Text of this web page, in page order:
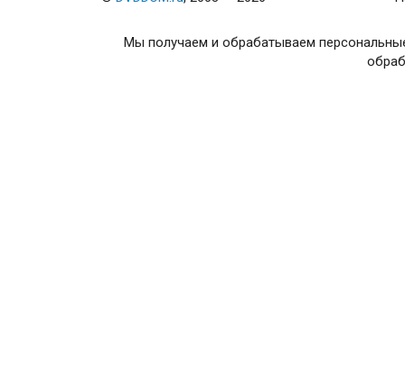
Мы получаем и обрабатываем